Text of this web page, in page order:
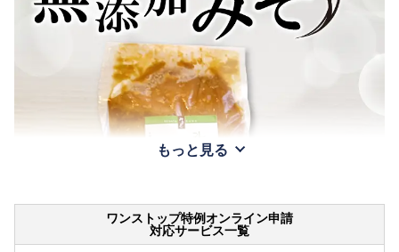
もっと見る
ワンストップ特例オンライン申請
対応サービス一覧